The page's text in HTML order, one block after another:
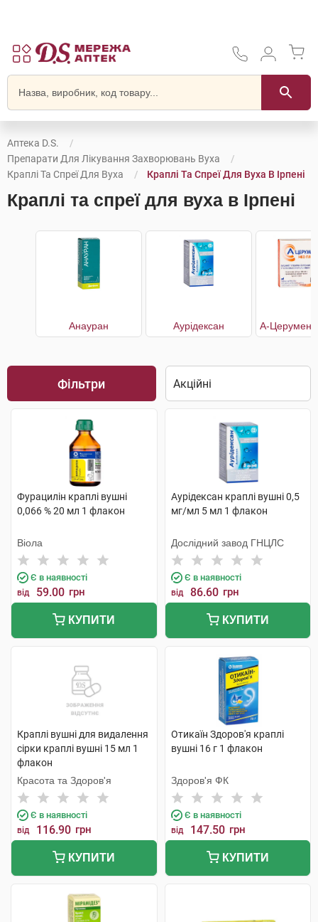
Аптека D.S.
Препарати Для Лікування Захворювань Вуха
Краплі Та Спреї Для Вуха
Краплі Та Спреї Для Вуха В Ірпені
Краплі та спреї для вуха в Ірпені
Анауран Аурiдексан
Фільтри
Фурацилін краплі вушні
0,066 % 20 мл 1 флакон
Віола
Є в наявності
від 59.00 грн
КУПИТИ
Аурiдексан краплі вушні 0,5
мг/мл 5 мл 1 флакон
Дослідний завод ГНЦЛС
Є в наявності
від 86.60 грн
КУПИТИ
Краплі вушні для видалення
сірки краплі вушні 15 мл 1
флакон
Красота та Здоров'я
Є в наявності
від 116.90 грн
КУПИТИ
Отикаїн Здоров'я краплі
вушні 16 г 1 флакон
Здоров'я ФК
Є в наявності
від 147.50 грн
КУПИТИ